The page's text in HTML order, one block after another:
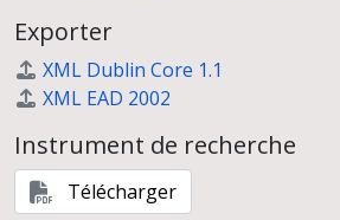
Exporter
XML Dublin Core 1.1
XML EAD 2002
Instrument de recherche
Télécharger